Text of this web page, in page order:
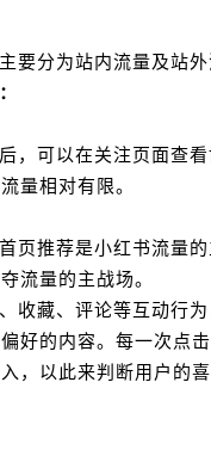
要分为站内流量及站外
，可以在关注页面查
量相对有限。
页推荐是小红书流量
流量的主战场。
收藏、评论等互动行
好的内容。每一次点
，以此来判断用户的